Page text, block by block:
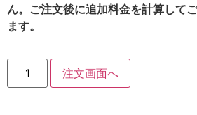
ん。ご注文後に追加料金を計算して
ます。
注文画面へ